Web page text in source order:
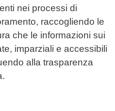
nei processi di
raccogliendo le
che le informazioni sui
imparziali e accessibili
alla trasparenza